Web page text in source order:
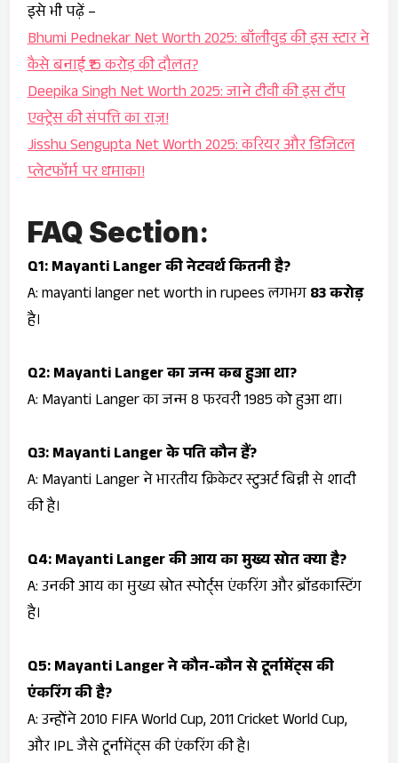
इसे भी पढ़ें –
Bhumi Pednekar Net Worth 2025: बॉलीवुड की इस स्टार ने
कैसे बनाई ₹15 करोड़ की दौलत?
Deepika Singh Net Worth 2025: जाने टीवी की इस टॉप
एक्ट्रेस की संपत्ति का राज़!
Jisshu Sengupta Net Worth 2025: करियर और डिजिटल
प्लेटफॉर्म पर धमाका!
FAQ Section:
Q1: Mayanti Langer की नेटवर्थ कितनी है?
A: mayanti langer net worth in rupees लगभग₹83 करोड़
है।
Q2: Mayanti Langer का जन्म कब हुआ था?
A: Mayanti Langer का जन्म 8 फरवरी 1985 को हुआ था।
Q3: Mayanti Langer के पति कौन हैं?
A: Mayanti Langer ने भारतीय क्रिकेटर स्टुअर्ट बिन्नी से शादी
की है।
Q4: Mayanti Langer की आय का मुख्य स्रोत क्या है?
A: उनकी आय का मुख्य स्रोत स्पोर्ट्स एंकरिंग और ब्रॉडकास्टिंग
है।
Q5: Mayanti Langer ने कौन-कौन से टूर्नामेंट्स की
एंकरिंग की है?
A: उन्होंने 2010 FIFA World Cup, 2011 Cricket World Cup,
और IPL जैसे टूर्नामेंट्स की एंकरिंग की है।